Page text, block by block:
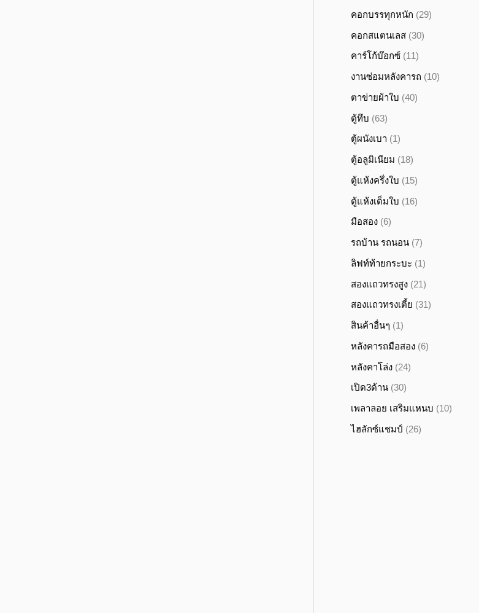
คอกบรรทุกหนัก (29)
คอกสแตนเลส (30)
คาร์โก้บ๊อกซ์ (11)
งานซ่อมหลังคารถ (10)
ตาข่ายผ้าใบ (40)
ตู้ทึบ (63)
ตู้ผนังเบา (1)
ตู้อลูมิเนียม (18)
ตู้แห้งครึ่งใบ (15)
ตู้แห้งเต็มใบ (16)
มือสอง (6)
รถบ้าน รถนอน (7)
ลิฟท์ท้ายกระบะ (1)
สองแถวทรงสูง (21)
สองแถวทรงเตี้ย (31)
สินค้าอื่นๆ (1)
หลังคารถมือสอง (6)
หลังคาโล่ง (24)
เปิด3ด้าน (30)
เพลาลอย เสริมแหนบ (10)
ไฮลักซ์แชมป์ (26)